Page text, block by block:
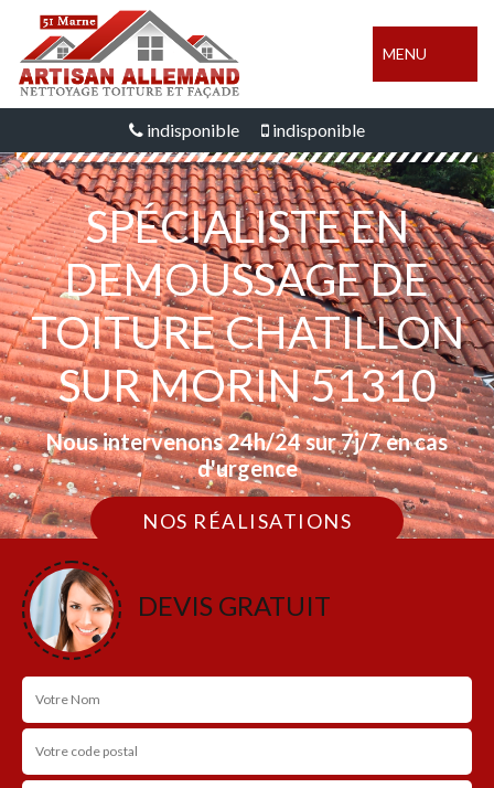
MENU
indisponible indisponible
SPÉCIALISTE EN
DEMOUSSAGE DE
TOITURE CHATILLON
SUR MORIN 51310
Nous intervenons 24h/24 sur 7j/7 en cas
d'urgence
NOS RÉALISATIONS
DEVIS GRATUIT